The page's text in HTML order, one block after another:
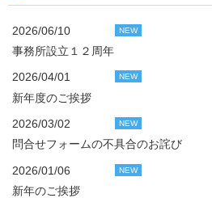
2026/06/10 NEW
事務所設立１２周年
2026/04/01 NEW
新年度のご挨拶
2026/03/02 NEW
問合せフォームの不具合のお詫び
2026/01/06 NEW
新年のご挨拶